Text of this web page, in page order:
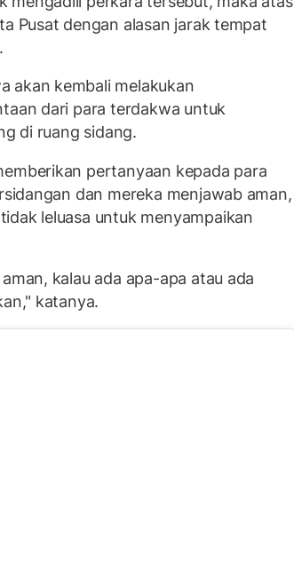
Pusat dengan alasan jarak tempat
akan kembali melakukan
dari para terdakwa untuk
di ruang sidang.
pertanyaan kepada para
dan mereka menjawab aman,
leluasa untuk menyampaikan
kalau ada apa-apa atau ada
katanya.